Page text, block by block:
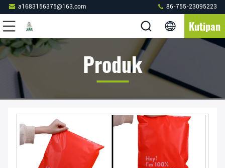
a1683156375@163.com 86-755-23095223
Kutipan
Produk